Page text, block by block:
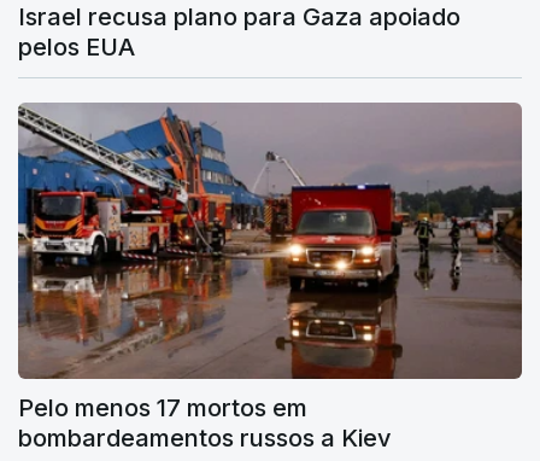
Israel recusa plano para Gaza apoiado
pelos EUA
Pelo menos 17 mortos em
bombardeamentos russos a Kiev